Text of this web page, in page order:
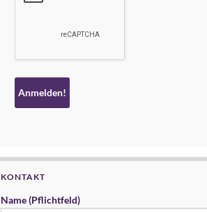
KONTAKT
Name (Pflichtfeld)